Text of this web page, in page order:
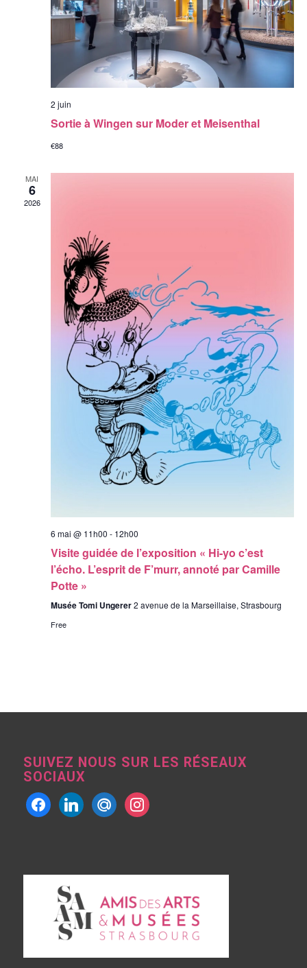
2 juin
Sortie à Wingen sur Moder et Meisenthal
€88
MAI
6
2026
6 mai @ 11h00 - 12h00
Visite guidée de l’exposition « Hi-yo c’est
l’écho. L’esprit de F’murr, annoté par Camille
Potte »
Musée Tomi Ungerer2 avenue de la Marseillaise, Strasbourg
Free
SUIVEZ NOUS SUR LES RÉSEAUX
SOCIAUX
facebooklinkedin mailru instagram